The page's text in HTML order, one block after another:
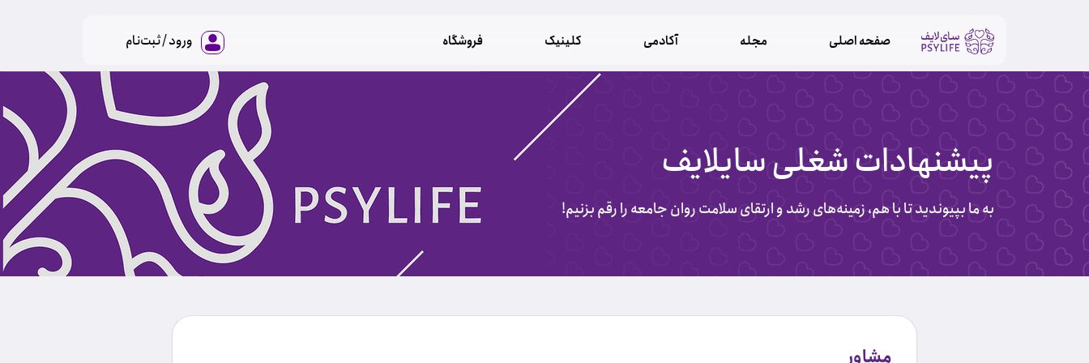
صفحه اصلی مجله آکادمی کلینیک فروشگاه ورود / ثبت‌نام
پیشنهادات شغلی سایلایف
به ما بپیوندید تا با هم، زمینه‌های رشد و ارتقای سلامت روان جامعه را رقم بزنیم!